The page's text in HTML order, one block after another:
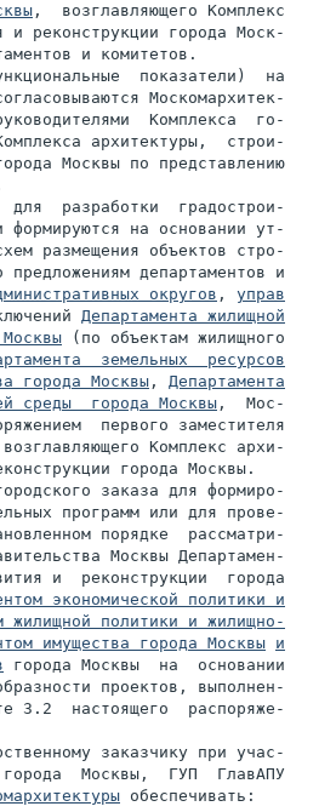
,  возглавляющего Комплекс
и реконструкции города Моск-
и комитетов.
показатели)  на
Москомархитек-
Комплекса  го-
архитектуры,  строи-
Москвы по представлению
для  разработки  градострои-
формируются на основании ут-
размещения объектов стро-
департаментов и
округов , управ
Департамента жилищной
(по объектам жилищного
земельных  ресурсов
города Москвы , Департамента
среды  города Москвы ,  Мос-
первого заместителя
Комплекс архи-
города Москвы.
заказа для формиро-
программ или для прове-
порядке  рассматри-
Москвы Департамен-
и  реконструкции  города
экономической политики и
жилищной политики и жилищно-
имущества города Москвы
и
города Москвы  на  основании
проектов, выполнен-
3.2  настоящего  распоряже-
заказчику при учас-
обеспечивать: